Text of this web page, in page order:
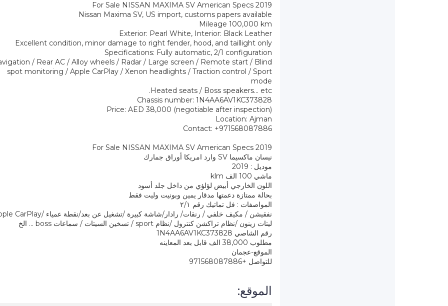
For Sale NISSAN MAXIMA SV American Specs 2019
Nissan Maxima SV, US import, customs papers available
Mileage 100,000 km
Exterior: Pearl White, Interior: Black Leather
Excellent condition, minor damage to right fender, hood, and taillight only
Specifications: Fully automatic, 2/1 configuration
/ Rear AC / Alloy wheels / Radar / Large screen / Remote start / Blind
spot monitoring / Apple CarPlay / Xenon headlights / Traction control / Sport
mode
Heated seats / Boss speakers... etc.
Chassis number: 1N4AA6AV1KC373828
Price: AED 38,000 (negotiable after inspection)
Location: Ajman
Contact: +971568087886
For Sale NISSAN MAXIMA SV American Specs 2019
نيسان ماكسيما SV وارد امريكا أوراق جمارك
موديل : 2019
ماشي 100 الف klm
اللون الخارجي أبيض لؤلؤي من داخل جلد أسود
بحالة ممتازة دعمتها مدقار يمين وبونيت وليت فقط
المواصفات : فل تماتيك رقم ٢/١
ليتات زينون /نظام تراكشن كنترول /نظام sport / تسخين السيتات / سماعات boss ... الخ
رقم الشاصي 1N4AA6AV1KC373828
مطلوب 38,000 الف قابل بعد المعاينه
الموقع-عجمان
للتواصل +971568087886
الموقع: